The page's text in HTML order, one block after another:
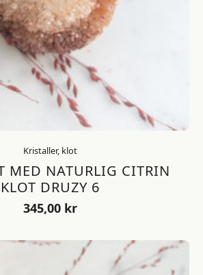
Kristaller, klot
MED NATURLIG CITRIN
KLOT DRUZY 6
345,00 kr